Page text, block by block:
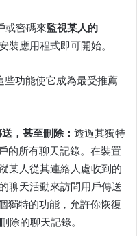
或密碼來監視某人的
裝應用程式即可開始。
些功能使它成為最受推薦
，甚至刪除： 透過其獨特
的所有聊天記錄。在裝置
某人從其連絡人處收到的
聊天活動來訪問用戶傳送
獨特的功能，允許你恢復
除的聊天記錄。